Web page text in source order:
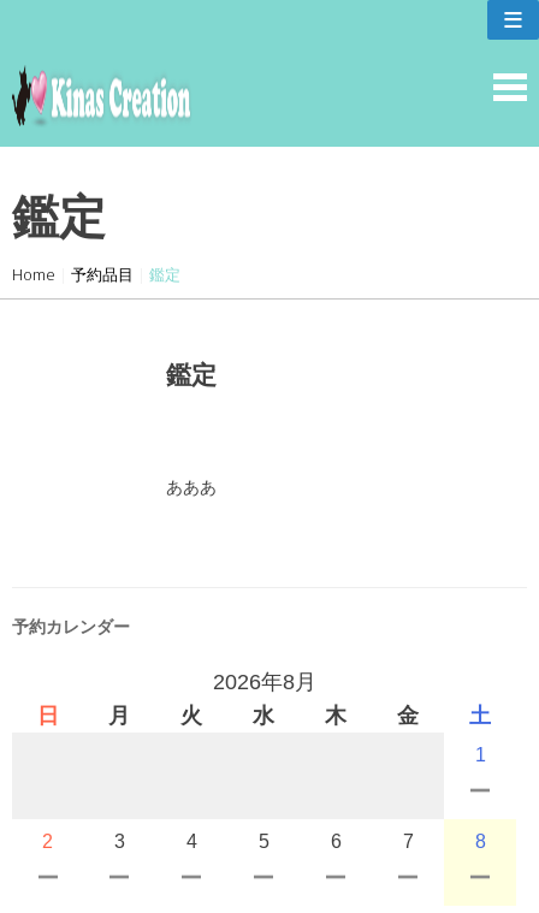
content
≡
鑑定
Home 予約品目 鑑定
鑑定
あああ
予約カレンダー
2026年8月
日
月 火 水 木 金 土
1
2 3 4 5 6 7 8